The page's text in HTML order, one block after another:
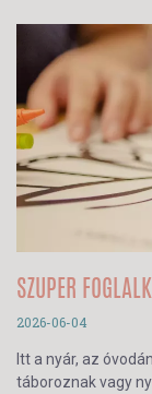
SZUPER
2026-06-04
Itt a nyár, az
táboroznak vagy